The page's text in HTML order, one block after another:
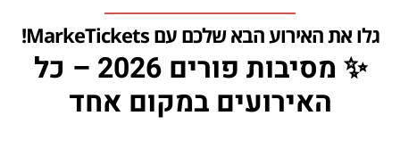
גלו את האירוע הבא שלכם עם MarkeTickets!
✨ מסיבות פורים 2026 – כל
האירועים במקום אחד